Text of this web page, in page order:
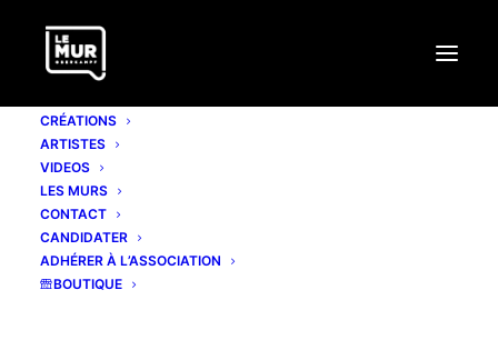
CRÉATIONS
ARTISTES
VIDEOS
LES MURS
CONTACT
CANDIDATER
ADHÉRER À L’ASSOCIATION
BOUTIQUE